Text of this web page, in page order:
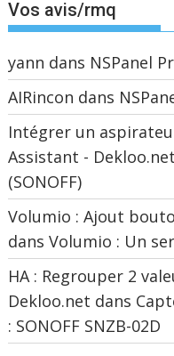
Vos avis/rmq
yann dans NSPanel
AIRincon dans
Intégrer un
Assistant - Dekloo.net
(SONOFF)
Volumio : Ajout
dansVolumio : Un
HA : Regrouper 2
Dekloo.net dans
: SONOFF SNZB-02D